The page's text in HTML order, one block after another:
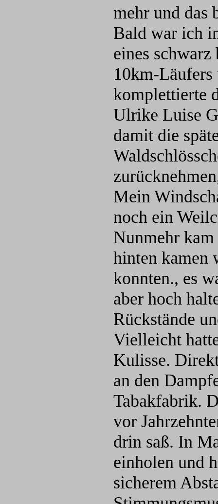
mehr und das
Bald war ich
eines schwarz
10km-Läufers
komplettierte
Ulrike Luise
damit die
Mein
noch ein
Nunmehr
hinten kamen
konnten., es
aber hoch
Rückstände
Vielleicht
Kulisse.
an den
Tabakfabrik.
vor
drin saß. In
einholen und
sicherem